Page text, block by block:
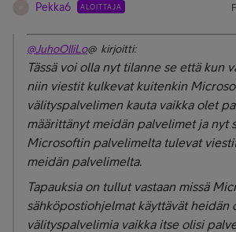
Pekka6 ALOITTAJA
@JuhoOlliLo@ kirjoitti:
Tässä voi olla nyt tilanne se että kun
niin viestit kulkevat kuitenkin
välityspalvelimen kauta vaikka olet
määrittänyt meidän palvelimet ja nyt
Microsoftin palvelimelta tulevat
meidän palvelimelta.
Tapauksia on tullut vastaan missä
sähköpostiohjelmat käyttävät heidän
välityspalvelimia vaikka itse olisi